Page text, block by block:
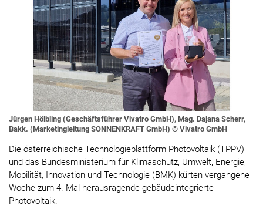
Jürgen Hölbling (Geschäftsführer Vivatro GmbH), Mag. Dajana Scherr,
Bakk. (Marketingleitung SONNENKRAFT GmbH) © Vivatro GmbH
Die österreichische Technologieplattform Photovoltaik (TPPV)
und das Bundesministerium für Klimaschutz, Umwelt, Energie,
Mobilität, Innovation und Technologie (BMK) kürten vergangene
Woche zum 4. Mal herausragende gebäudeintegrierte
Photovoltaik.